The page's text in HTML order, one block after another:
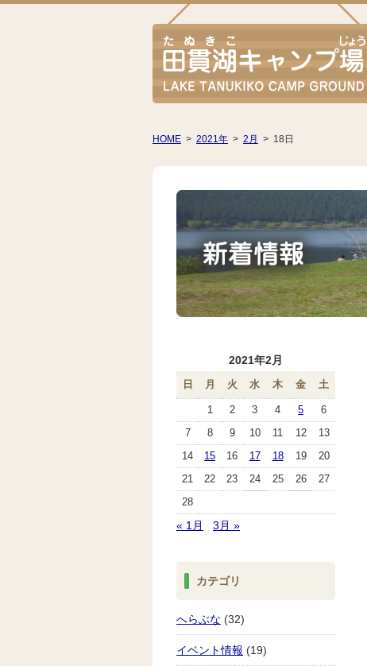
HOME > 2021年 > 2月 > 18日
2021年2月
日 月 火 水 木 金 土
1 2 3 4 5
6
7
8 9 10 11 12
13
14
15 16 17 18 19
20
21
22 23 24 25 26
27
28
« 1月 3月 »
カテゴリ
へらぶな (32)
イベント情報 (19)